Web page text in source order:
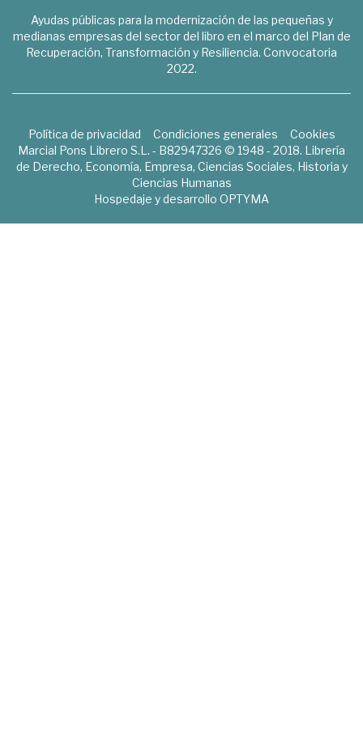
Ayudas públicas para la modernización de las pequeñas y
medianas empresas del sector del libro en el marco del Plan de
Recuperación, Transformación y Resiliencia. Convocatoria
2022.
Política de privacidad Condiciones generales
Cookies
Marcial Pons Librero S.L. - B82947326 © 1948 - 2018. Librería
de Derecho, Economía, Empresa, Ciencias Sociales, Historia y
Ciencias Humanas
Hospedaje y desarrollo OPTYMA